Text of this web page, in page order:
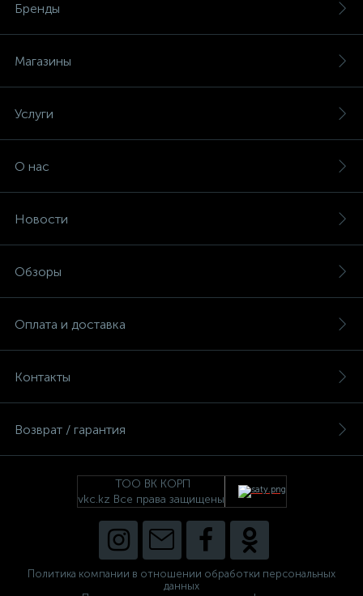
Бренды
Магазины
Услуги
О нас
Новости
Обзоры
Оплата и доставка
Контакты
Возврат / гарантия
ТОО ВК КОРП
vkc.kz Все права защищены
Политика компании в отношении обработки персональных
данных